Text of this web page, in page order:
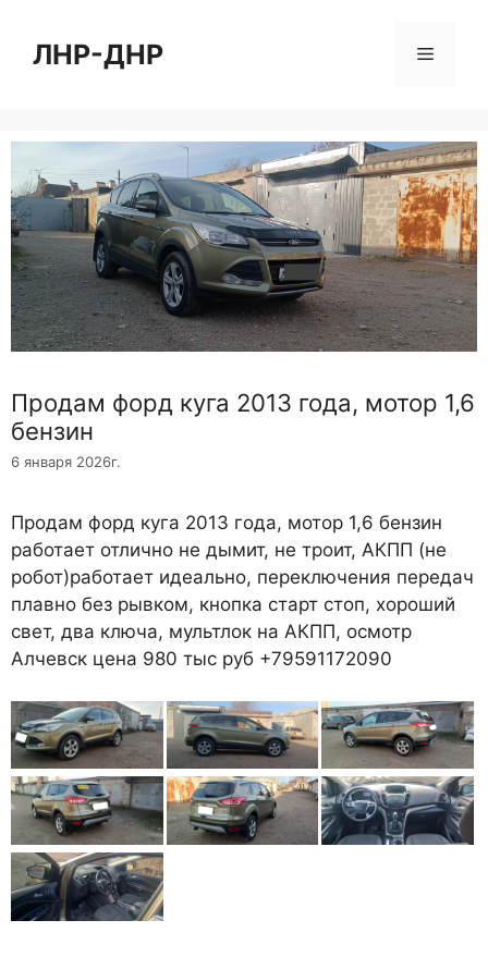
содержимому
ЛНР-ДНР Меню
Продам форд куга 2013 года, мотор 1,6
бензин
6 января 2026г.
Продам форд куга 2013 года, мотор 1,6 бензин
работает отлично не дымит, не троит, АКПП (не
робот)работает идеально, переключения передач
плавно без рывком, кнопка старт стоп, хороший
свет, два ключа, мультлок на АКПП, осмотр
Алчевск цена 980 тыс руб +79591172090